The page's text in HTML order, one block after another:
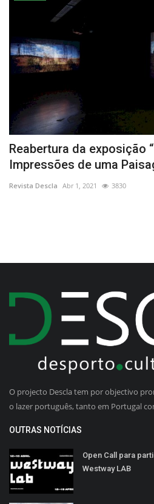
Reabertura da exposição
Impressões de uma
Revista Descla Abr 1, 2021 3830
O projecto Descla tem por objectivo
o lazer português, tanto em Portugal
OUTRAS NOTÍCIAS
Open Call para
Westway LAB